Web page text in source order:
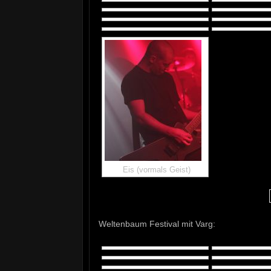
Eis (vormals Geist)
Weltenbaum Festival mit Varg: